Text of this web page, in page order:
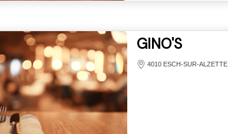
GINO'S
4010 ESCH-SUR-ALZETTE